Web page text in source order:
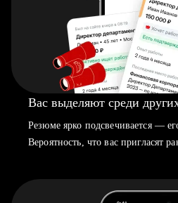
Вас выделяют среди
Резюме ярко подсвечивается —
Вероятность, что вас пригласят